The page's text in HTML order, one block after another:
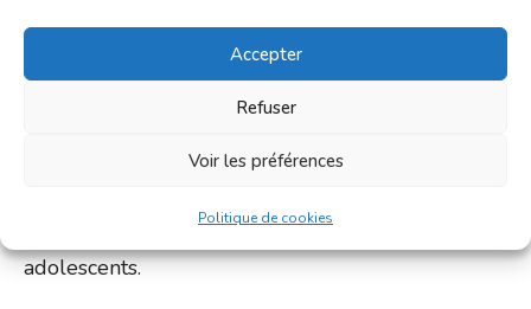
Accepter
Refuser
Voir les préférences
Politique de cookies
inédit, une boutique
théâtre au coeur de la
dotée de 40 places.
enfants, adultes et
adolescents.